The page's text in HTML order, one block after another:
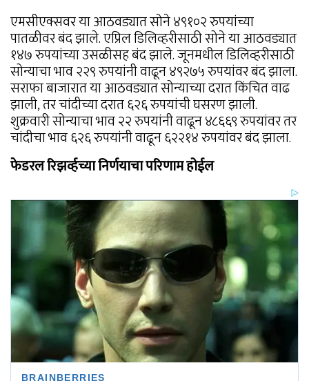
एमसीएक्सवर या आठवड्यात सोने ४९१०२ रुपयांच्या
पातळीवर बंद झाले. एप्रिल डिलिव्हरीसाठी सोने या आठवड्यात
१४७ रुपयांच्या उसळीसह बंद झाले. जूनमधील डिलिव्हरीसाठी
सोन्याचा भाव २२९ रुपयांनी वाढून ४९२७५ रुपयांवर बंद झाला.
सराफा बाजारात या आठवड्यात सोन्याच्या दरात किंचित वाढ
झाली, तर चांदीच्या दरात ६२६ रुपयांची घसरण झाली.
शुक्रवारी सोन्याचा भाव २२ रुपयांनी वाढून ४८६६९ रुपयांवर तर
चांदीचा भाव ६२६ रुपयांनी वाढून ६२२१४ रुपयांवर बंद झाला.
फेडरल रिझर्व्हच्या निर्णयाचा परिणाम होईल